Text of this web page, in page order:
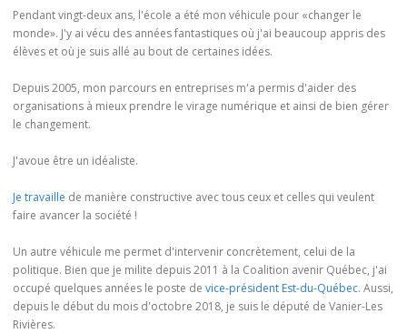
Pendant vingt-deux ans, l'école a été mon véhicule pour «changer le
monde». J'y ai vécu des années fantastiques où j'ai beaucoup appris des
élèves et où je suis allé au bout de certaines idées.
Depuis 2005, mon parcours en entreprises m'a permis d'aider des
organisations à mieux prendre le virage numérique et ainsi de bien gérer
le changement.
J'avoue être un idéaliste.
Je travaille de manière constructive avec tous ceux et celles qui veulent
faire avancer la société !
Un autre véhicule me permet d'intervenir concrètement, celui de la
politique. Bien que je milite depuis 2011 à la Coalition avenir Québec, j'ai
occupé quelques années le poste de vice-président Est-du-Québec. Aussi,
depuis le début du mois d'octobre 2018, je suis le député de Vanier-Les
Rivières.